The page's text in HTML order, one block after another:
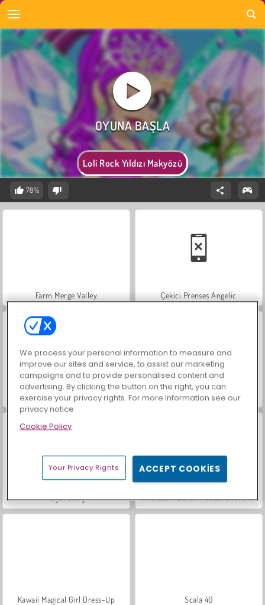
Loli Rock Yıldızı Makyözü
78%
Farm Merge Valley Çekici Prenses Angelic
Mücevher Bahçesi Hikayesi Masha and the Bear: Meadows
Royal Story Prensesin Bahar Modası Gösterisi
Kawaii Magical Girl Dress-Up Scala 40
We process your personal information to measure and
improve our sites and service, to assist our marketing
campaigns and to provide personalised content and
advertising. By clicking the button on the right, you can
exercise your privacy rights. For more information see our
privacy notice
Cookie Policy
Your Privacy Rights ACCEPT COOKIES